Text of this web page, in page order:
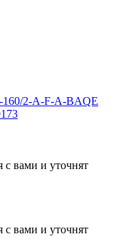
160/2-A-F-A-BAQE
с вами и уточнят
с вами и уточнят